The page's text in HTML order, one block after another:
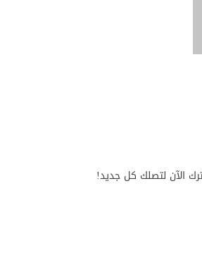
الآن لتصلك كل جديد!